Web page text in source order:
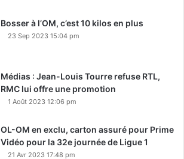
Bosser à l’OM, c’est 10 kilos en plus
23 Sep 2023 15:04 pm
Médias : Jean-Louis Tourre refuse RTL,
RMC lui offre une promotion
1 Août 2023 12:06 pm
OL-OM en exclu, carton assuré pour Prime
Vidéo pour la 32e journée de Ligue 1
21 Avr 2023 17:48 pm